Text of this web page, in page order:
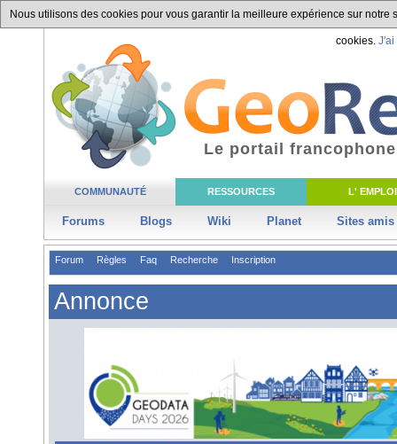
Nous utilisons des cookies pour vous garantir la meilleure expérience sur
cookies. J'ai
COMMUNAUTÉ RESSOURCES L' EMPLOI
Forums Blogs Wiki Planet Sites amis
Le portail
Forum Règles Faq Recherche Inscription
Annonce